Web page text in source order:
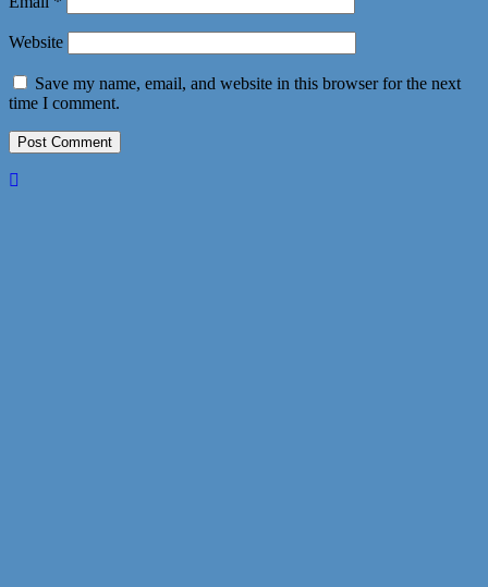
Website
Save my name, email, and website in this browser for the next
time I comment.